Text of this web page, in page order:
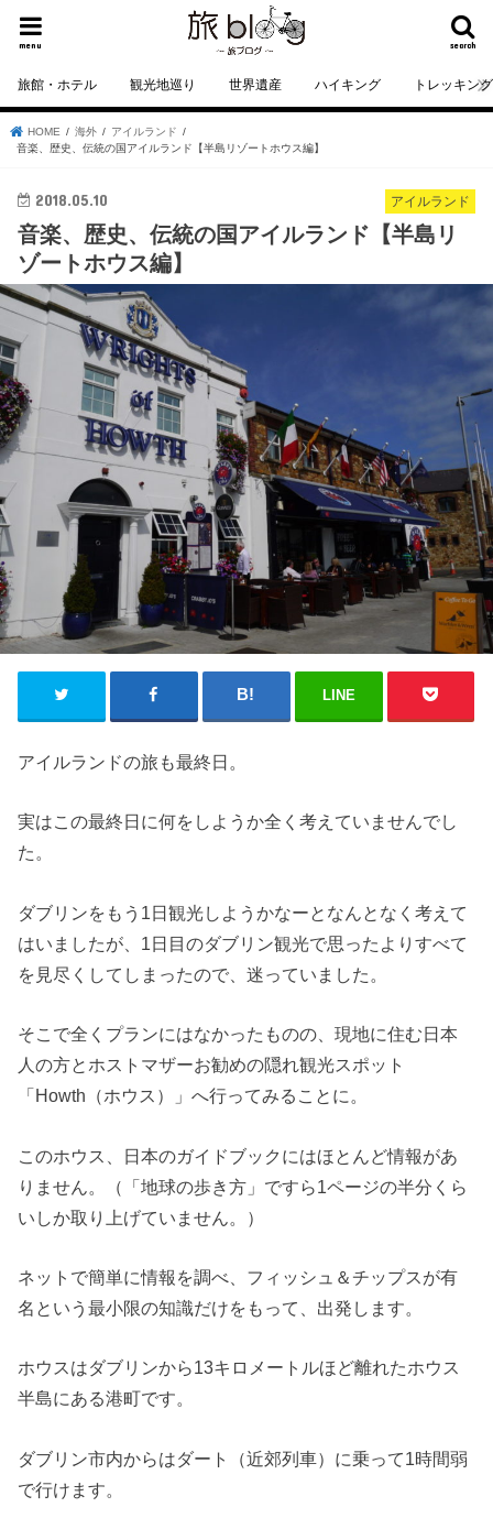
search
menu
旅館・ホテル 観光地巡り 世界遺産 ハイキング トレッキング
HOME 海外
アイルランド
音楽、歴史、伝統の国アイルランド【半島リゾートホウス編】
アイルランド
2018.05.10
音楽、歴史、伝統の国アイルランド【半島リ
ゾートホウス編】
LINE
アイルランドの旅も最終日。
実はこの最終日に何をしようか全く考えていませんでし
た。
ダブリンをもう1日観光しようかなーとなんとなく考えて
はいましたが、1日目のダブリン観光で思ったよりすべて
を見尽くしてしまったので、迷っていました。
そこで全くプランにはなかったものの、現地に住む日本
人の方とホストマザーお勧めの隠れ観光スポット
「Howth（ホウス）」へ行ってみることに。
このホウス、日本のガイドブックにはほとんど情報があ
りません。（「地球の歩き方」ですら1ページの半分くら
いしか取り上げていません。）
ネットで簡単に情報を調べ、フィッシュ＆チップスが有
名という最小限の知識だけをもって、出発します。
ホウスはダブリンから13キロメートルほど離れたホウス
半島にある港町です。
ダブリン市内からはダート（近郊列車）に乗って1時間弱
で行けます。